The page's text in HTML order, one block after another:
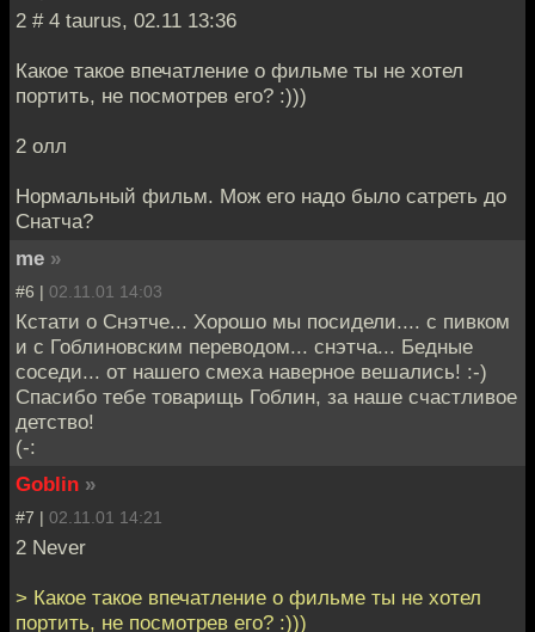
2 # 4 taurus, 02.11 13:36
Какое такое впечатление о фильме ты не хотел
портить, не посмотрев его? :)))
2 олл
Нормальный фильм. Мож его надо было сатреть до
Снатча?
me »
#6 | 02.11.01 14:03
Кстати о Снэтче... Хорошо мы посидели.... с пивком
и с Гоблиновским переводом... снэтча... Бедные
соседи... от нашего смеха наверное вешались! :-)
Спасибо тебе товарищь Гоблин, за наше счастливое
детство!
(-:
Goblin »
#7 | 02.11.01 14:21
2 Never
> Какое такое впечатление о фильме ты не хотел
портить, не посмотрев его? :)))